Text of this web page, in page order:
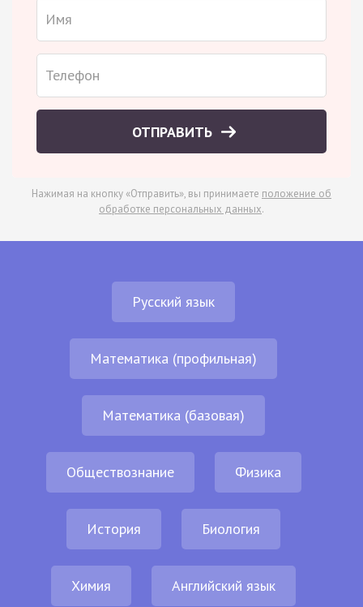
ОТПРАВИТЬ
Нажимая на кнопку «Отправить», вы принимаете положение об
обработке персональных данных.
Русский язык
Математика (профильная)
Математика (базовая)
Обществознание Физика
История Биология
Химия Английский язык